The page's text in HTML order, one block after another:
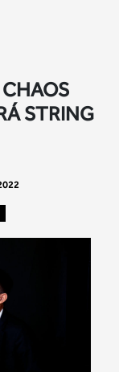
STRING